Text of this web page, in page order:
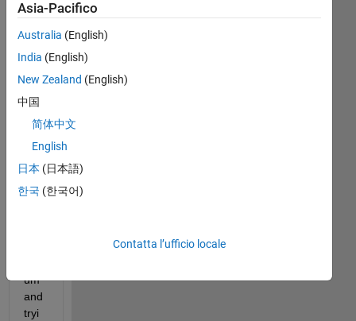
am
sim
ulat
a
um
and
tryi
Asia-Pacifico
Australia (English)
India (English)
New Zealand (English)
中国
简体中文
English
日本 (日本語)
한국 (한국어)
Contatta l’ufficio locale